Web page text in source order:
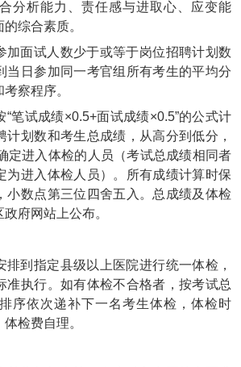
分析能力、责任感与进取心、应变能
综合素质。
加面试人数少于或等于岗位招聘计划数
当日参加同一考官组所有考生的平均分
察程序。
“笔试成绩×0.5+面试成绩×0.5”的公式计
计划数和考生总成绩，从高分到低分，
定进入体检的人员（考试总成绩相同者
为进入体检人员）。所有成绩计算时保
小数点第三位四舍五入。总成绩及体检
府网站上公布。
排到指定县级以上医院进行统一体检，
准执行。如有体检不合格者，按考试总
序依次递补下一名考生体检，体检时
检费自理。